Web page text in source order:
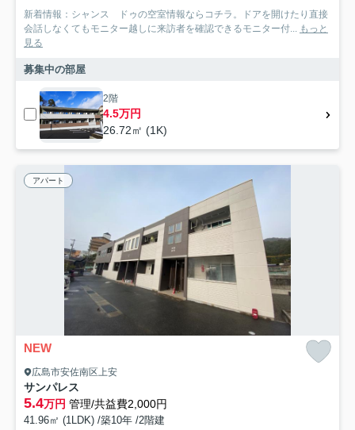
新着情報：シャンス ドゥの空室情報ならコチラ。ドアを開けたり直接
会話しなくてもモニター越しに来訪者を確認できるモニター付...
もっと
見る
募集中の部屋
2階
4.5万円
26.72㎡ (1K)
アパート
NEW
広島市安佐南区上安
サンパレス
5.4万円 管理/共益費2,000円
41.96㎡ (1LDK) /築10年 /2階建